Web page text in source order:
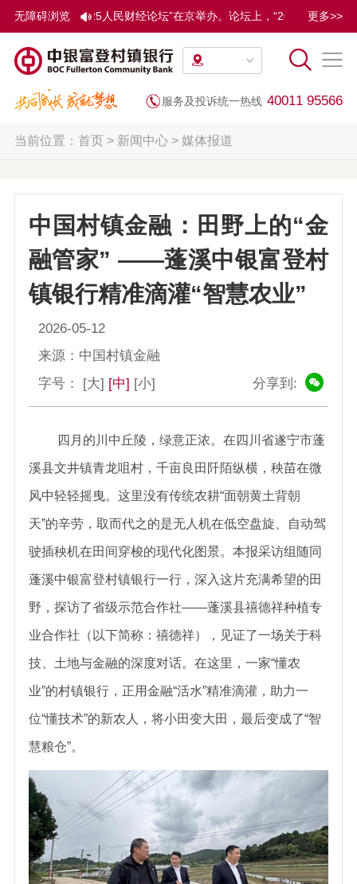
无障碍浏览
网主办的“2025人民财经论坛”在京举办。论坛上，“2025人民匠心品
更多>>
服务及投诉统一热线 40011 95566
当前位置： 首页> 新闻中心> 媒体报道
中国村镇金融：田野上的“金
融管家” ——蓬溪中银富登村
镇银行精准滴灌“智慧农业”
2026-05-12
来源：中国村镇金融
字号：
[大] [中] [小] 分享到:
四月的川中丘陵，绿意正浓。在四川省遂宁市蓬
溪县文井镇青龙咀村，千亩良田阡陌纵横，秧苗在微
风中轻轻摇曳。这里没有传统农耕“面朝黄土背朝
天”的辛劳，取而代之的是无人机在低空盘旋、自动驾
驶插秧机在田间穿梭的现代化图景。本报采访组随同
蓬溪中银富登村镇银行一行，深入这片充满希望的田
野，探访了省级示范合作社——蓬溪县禧德祥种植专
业合作社（以下简称：禧德祥），见证了一场关于科
技、土地与金融的深度对话。在这里，一家“懂农
业”的村镇银行，正用金融“活水”精准滴灌，助力一
位“懂技术”的新农人，将小田变大田，最后变成了“智
慧粮仓”。